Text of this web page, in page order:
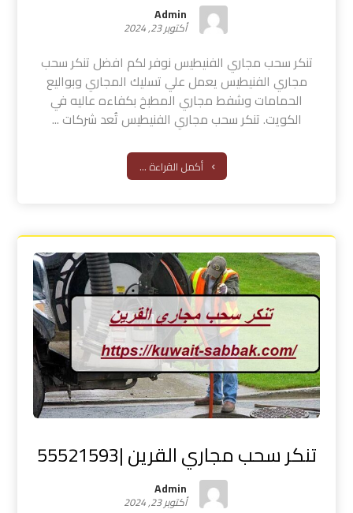
Admin
أكتوبر 23, 2024
تنكر سحب مجاري الفنيطيس نوفر لكم افضل تنكر سحب
مجاري الفنيطيس يعمل علي تسليك المجاري وبواليع
الحمامات وشفط مجاري المطبخ بكفاءه عاليه في
الكويت. تنكر سحب مجاري الفنيطيس تُعد شركات ...
أكمل القراءة ...
تنكر سحب مجاري القرين |55521593
Admin
أكتوبر 23, 2024